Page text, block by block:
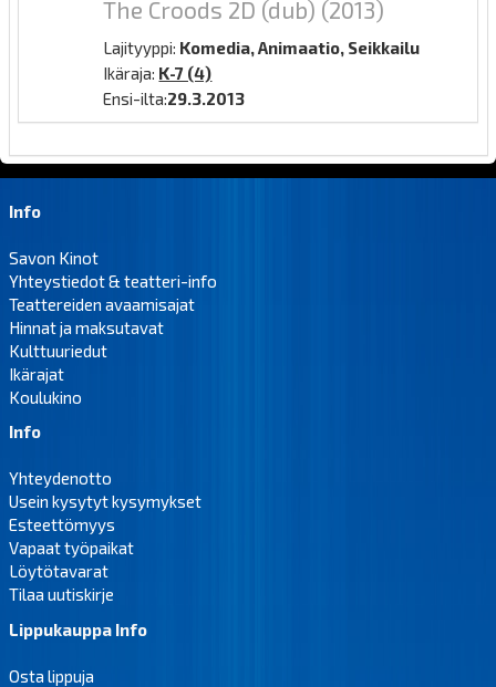
The Croods 2D (dub) (2013)
Lajityyppi: Komedia, Animaatio, Seikkailu
Ikäraja: K-7 (4)
Ensi-ilta:29.3.2013
Info
Savon Kinot
Yhteystiedot & teatteri-info
Teattereiden avaamisajat
Hinnat ja maksutavat
Kulttuuriedut
Ikärajat
Koulukino
Info
Yhteydenotto
Usein kysytyt kysymykset
Esteettömyys
Vapaat työpaikat
Löytötavarat
Tilaa uutiskirje
Lippukauppa Info
Osta lippuja